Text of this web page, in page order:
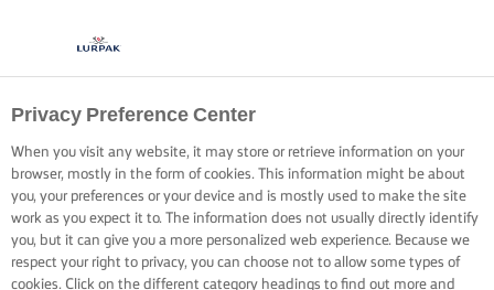
Privacy Preference Center
When you visit any website, it may store or retrieve information on your
browser, mostly in the form of cookies. This information might be about
you, your preferences or your device and is mostly used to make the site
work as you expect it to. The information does not usually directly identify
you, but it can give you a more personalized web experience. Because we
respect your right to privacy, you can choose not to allow some types of
cookies. Click on the different category headings to find out more and